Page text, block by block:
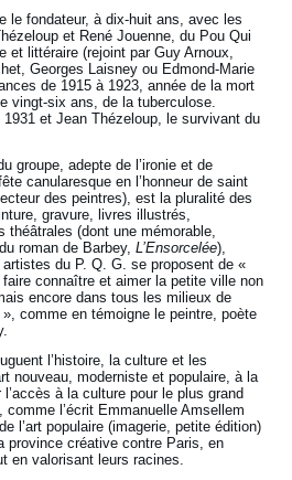
le fondateur, à dix-huit ans, avec les
et René Jouenne, du Pou Qui
et littéraire (rejoint par Guy Arnoux,
Georges Laisney ou Edmond-Marie
de 1915 à 1923, année de la mort
vingt-six ans, de la tuberculose.
et Jean Thézeloup, le survivant du
groupe, adepte de l’ironie et de
canularesque en l’honneur de saint
des peintres), est la pluralité des
gravure, livres illustrés,
théâtrales (dont une mémorable,
roman de Barbey,L’Ensorcelée),
du P. Q. G. se proposent de «
faire connaître et aimer la petite ville non
encore dans tous les milieux de
comme en témoigne le peintre, poète
l’histoire, la culture et les
nouveau, moderniste et populaire, à la
à la culture pour le plus grand
l’écrit Emmanuelle Amsellem
l’art populaire (imagerie, petite édition)
province créative contre Paris, en
en valorisant leurs racines.